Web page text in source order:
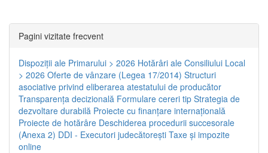
Pagini vizitate frecvent
Dispoziţii ale Primarului > 2026 Hotărâri ale Consiliului Local
> 2026 Oferte de vânzare (Legea 17/2014) Structuri
asociative privind eliberarea atestatului de producător
Transparenţa decizională Formulare cereri tip Strategia de
dezvoltare durabilă Proiecte cu finanţare internaţională
Proiecte de hotărâre Deschiderea procedurii succesorale
(Anexa 2) DDI - Executori judecătorești Taxe şi impozite
online